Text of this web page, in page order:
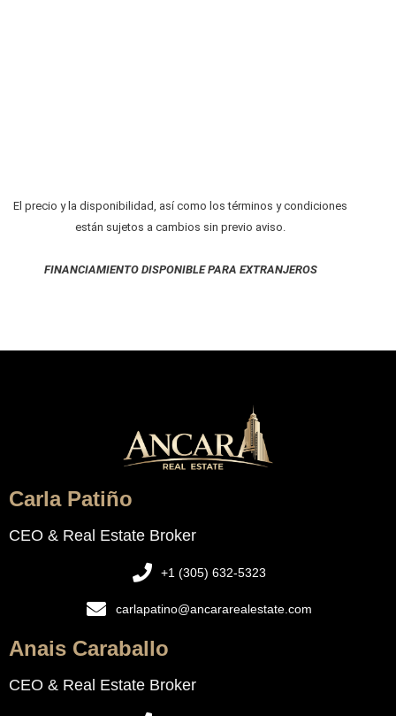
El precio y la disponibilidad, así como los términos y condiciones
están sujetos a cambios sin previo aviso.
FINANCIAMIENTO DISPONIBLE PARA EXTRANJEROS
Carla Patiño
CEO & Real Estate Broker
+1 (305) 632-5323
carlapatino@ancararealestate.com
Anais Caraballo
CEO & Real Estate Broker